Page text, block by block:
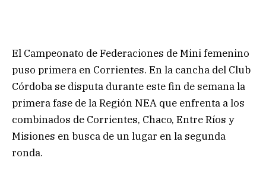
El Campeonato de Federaciones de Mini femenino
puso primera en Corrientes. En la cancha del Club
Córdoba se disputa durante este fin de semana la
primera fase de la Región NEA que enfrenta a los
combinados de Corrientes, Chaco, Entre Ríos y
Misiones en busca de un lugar en la segunda
ronda.